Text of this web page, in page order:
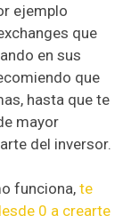
ejemplo
que
en sus
que
hasta que te
mayor
del inversor.
funciona, te
0 a crearte